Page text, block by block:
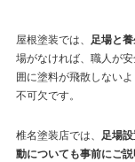
屋根塗装では、 足場と
場がなければ、職人が
囲に塗料が飛散しない
不可欠です。
椎名塗装店では、 足場
動についても事前にご説